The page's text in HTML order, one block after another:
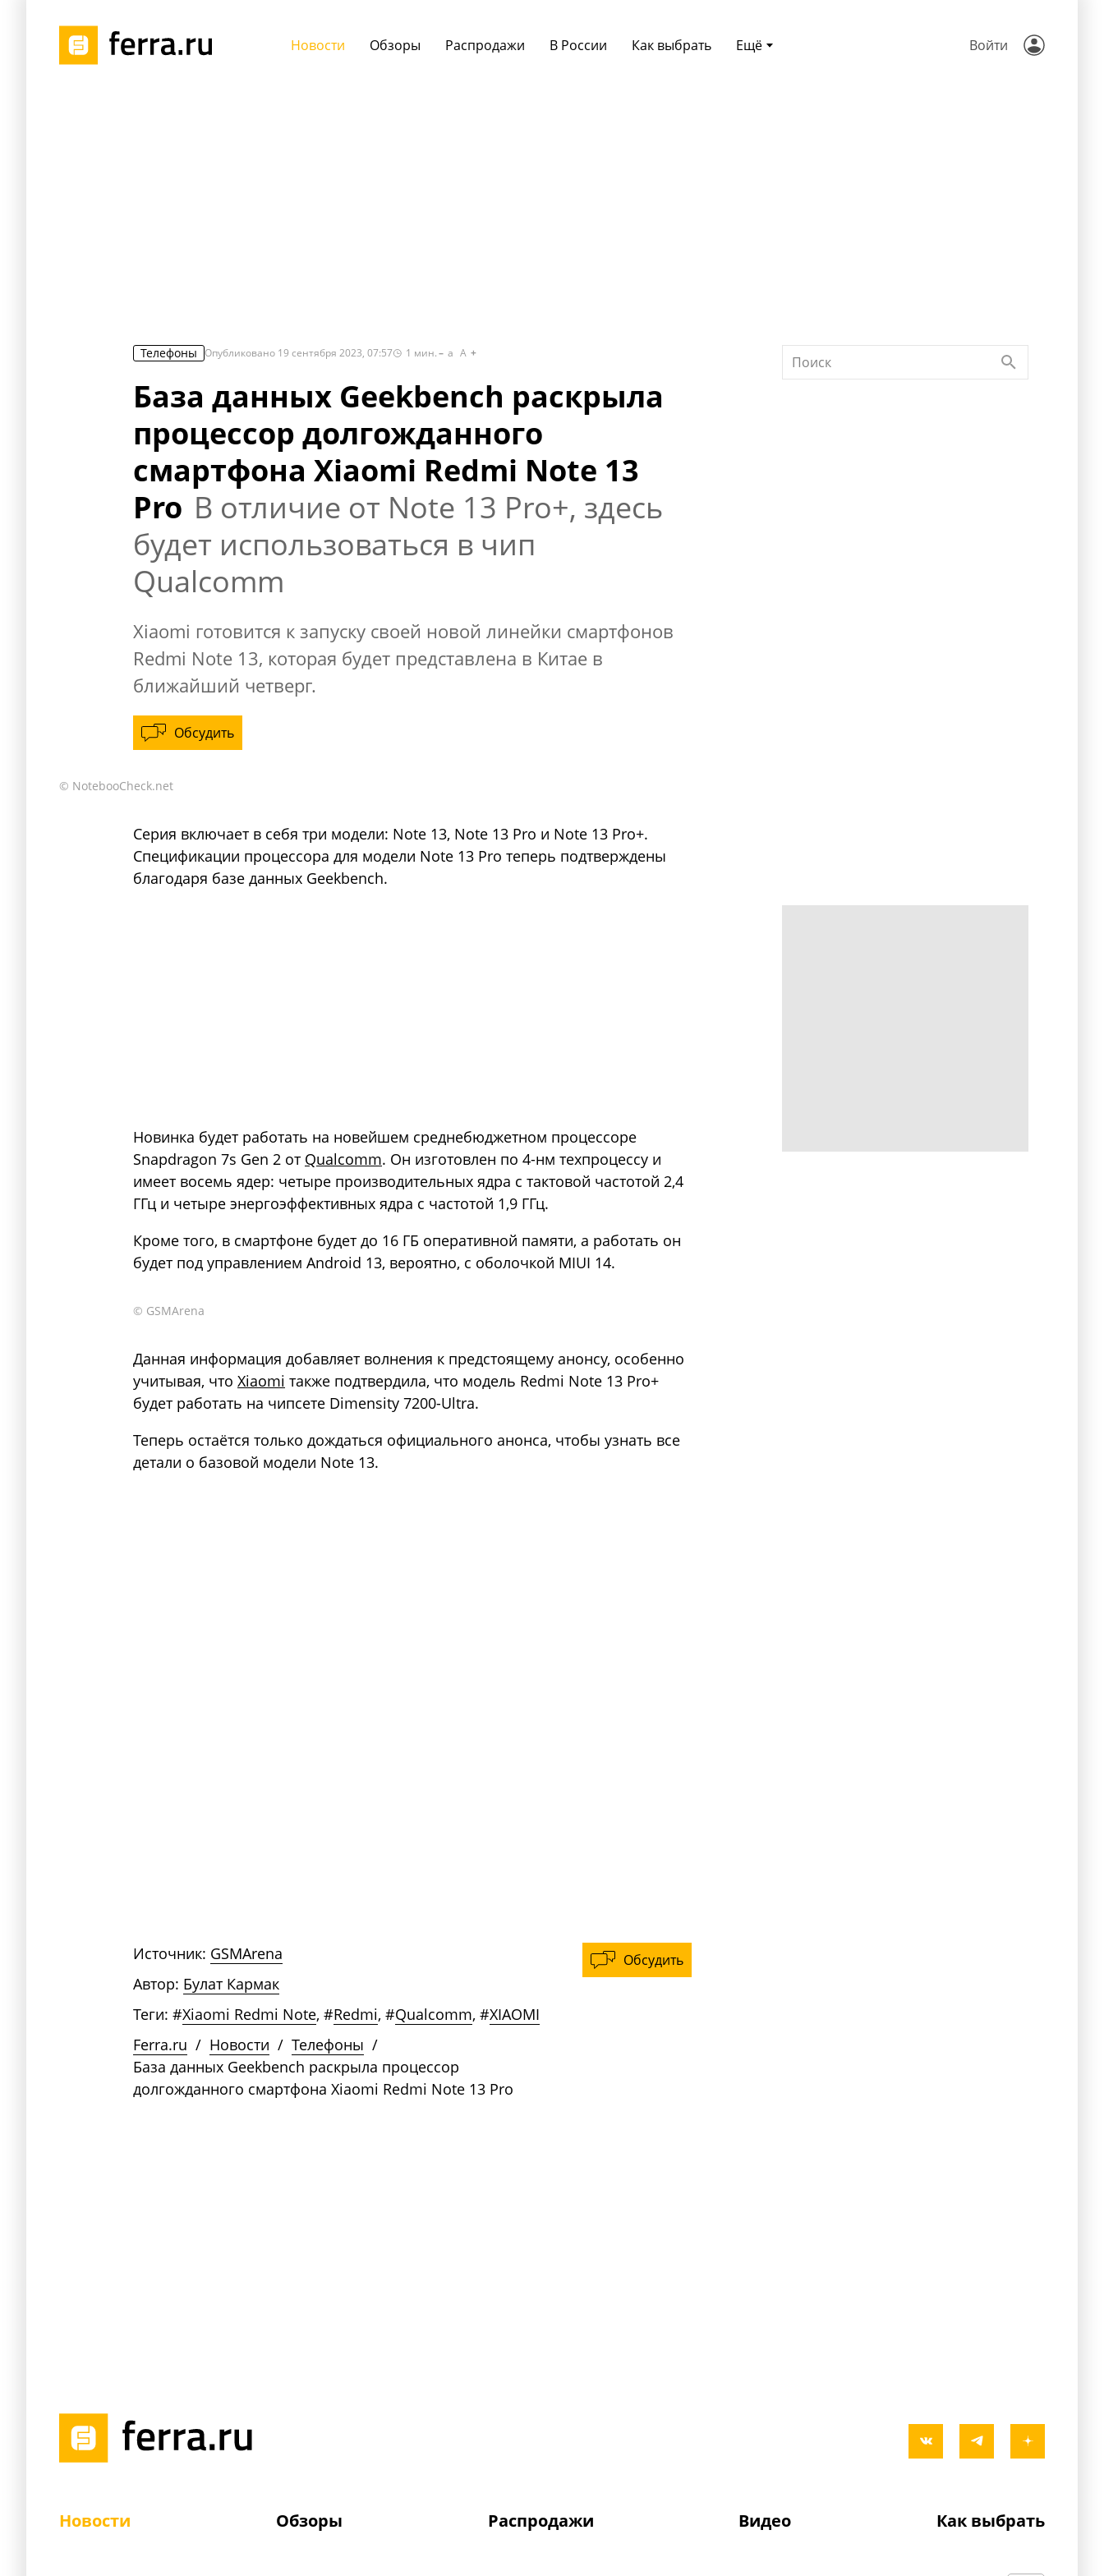
Ещё
Новости Обзоры Распродажи В России Как выбрать Войти
Телефоны Опубликовано 19 сентября 2023, 07:57 1 мин. a A
База данных Geekbench раскрыла
процессор долгожданного
смартфона Xiaomi Redmi Note 13
Pro В отличие от Note 13 Pro+, здесь
будет использоваться в чип
Qualcomm
Xiaomi готовится к запуску своей новой линейки смартфонов
Redmi Note 13, которая будет представлена в Китае в
ближайший четверг.
Обсудить
© NotebooCheck.net
Серия включает в себя три модели: Note 13, Note 13 Pro и Note 13 Pro+.
Спецификации процессора для модели Note 13 Pro теперь подтверждены
благодаря базе данных Geekbench.
Новинка будет работать на новейшем среднебюджетном процессоре
Snapdragon 7s Gen 2 от Qualcomm. Он изготовлен по 4-нм техпроцессу и
имеет восемь ядер: четыре производительных ядра с тактовой частотой 2,4
ГГц и четыре энергоэффективных ядра с частотой 1,9 ГГц.
Кроме того, в смартфоне будет до 16 ГБ оперативной памяти, а работать он
будет под управлением Android 13, вероятно, с оболочкой MIUI 14.
© GSMArena
Данная информация добавляет волнения к предстоящему анонсу, особенно
учитывая, что Xiaomi также подтвердила, что модель Redmi Note 13 Pro+
будет работать на чипсете Dimensity 7200-Ultra.
Теперь остаётся только дождаться официального анонса, чтобы узнать все
детали о базовой модели Note 13.
Обсудить
Источник: GSMArena
Автор: Булат Кармак
Теги: #Xiaomi Redmi Note, #Redmi, #Qualcomm, #XIAOMI
Ferra.ru / Новости / Телефоны /
База данных Geekbench раскрыла процессор
долгожданного смартфона Xiaomi Redmi Note 13 Pro
Новости Обзоры Распродажи Видео Как выбрать